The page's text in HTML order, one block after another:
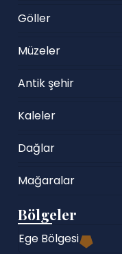
Göller
Müzeler
Antik şehir
Kaleler
Dağlar
Mağaralar
Bölgeler
Ege Bölgesi